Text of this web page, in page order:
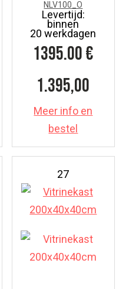
NLV100_O
Levertijd:
binnen
20 werkdagen
1395.00€
1.395,00
Meer info en
bestel
27